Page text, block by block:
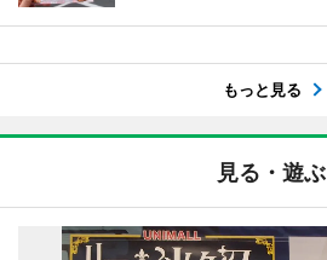
もっと見る
見る・遊ぶ